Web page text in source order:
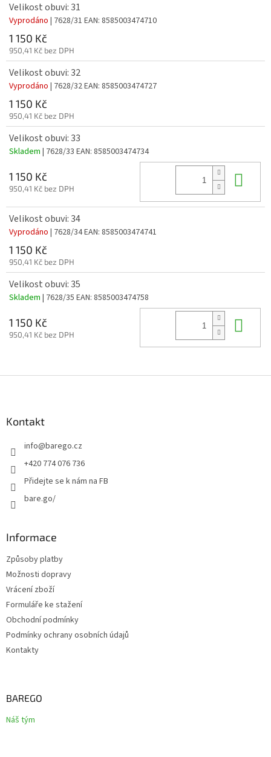
Velikost obuvi: 31
Vyprodáno | 7628/31 EAN: 8585003474710
1 150 Kč
950,41 Kč bez DPH
Velikost obuvi: 32
Vyprodáno | 7628/32EAN: 8585003474727
1 150 Kč
950,41 Kč bez DPH
Velikost obuvi: 33
Skladem | 7628/33 EAN: 8585003474734
1 150 Kč
950,41 Kč bez DPH
Velikost obuvi: 34
Vyprodáno | 7628/34EAN: 8585003474741
1 150 Kč
950,41 Kč bez DPH
Velikost obuvi: 35
Skladem | 7628/35 EAN: 8585003474758
1 150 Kč
950,41 Kč bez DPH
Kontakt
info@barego.cz
+420 774 076 736
Přidejte se k nám na FB
bare.go/
Informace
Způsoby platby
Možnosti dopravy
Vrácení zboží
Formuláře ke stažení
Obchodní podmínky
Podmínky ochrany osobních údajů
Kontakty
BAREGO
Náš tým